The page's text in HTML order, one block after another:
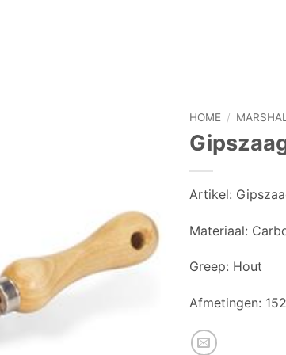
HOME /
Artikel:
Materiaal:
Greep: Hout
Afmetingen: 152